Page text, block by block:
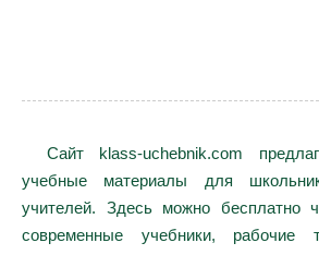
Сайт klass-uchebnik.com
учебные материалы для
учителей. Здесь можно бесплатно
современные учебники, рабочие